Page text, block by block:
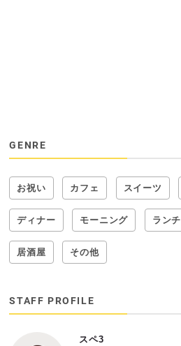
GENRE
お祝い カフェ スイーツ
ディナー モーニング ランチ
居酒屋 その他
STAFF PROFILE
スペ3